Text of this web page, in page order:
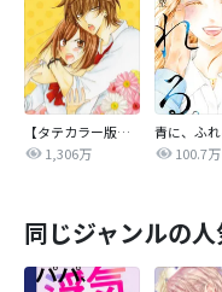
【タテカラー版】なまいきざかり。
1,306万
青に、ふれ
100.7万
同じジャンルの